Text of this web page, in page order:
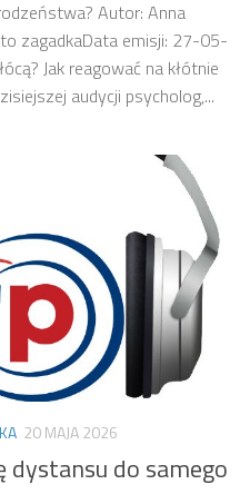
Autor: Anna
zagadkaData emisji: 27-05-
Jak reagować na kłótnie
audycji psycholog,...
20 MAJA 2026
dystansu do samego